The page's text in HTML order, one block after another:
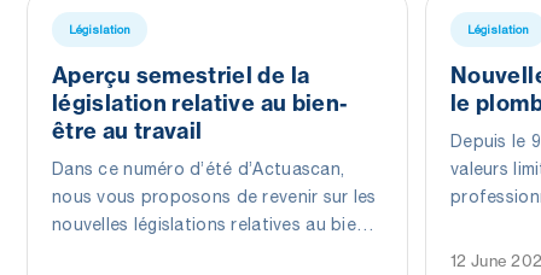
Législation
Aperçu semestriel de la
législation relative au bien-
être au travail
Dans ce numéro d’été d’Actuascan,
nous vous proposons de revenir sur les
nouvelles législations relatives au bien-
Législation
le
Depuis le
valeurs
du plomb
12 June